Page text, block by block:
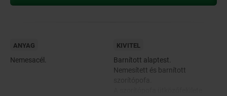
ANYAG
Nemesacél.
KIVITEL
Barnított alaptest.
Nemesített és barnított